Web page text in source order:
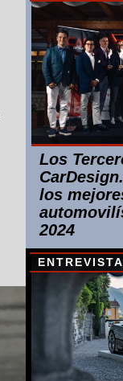
Los
los
2024
ENTREVISTA